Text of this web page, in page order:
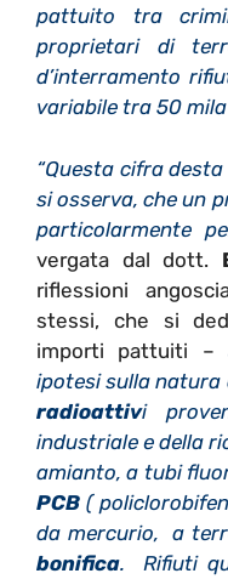
pattuito tra
proprietari di
d’interramento
variabile tra 50 mila
“Questa cifra
si osserva, che un
particolarmente
vergata dal dott.
riflessioni
stessi, che si
importi pattuiti –
ipotesi sulla natura
radioattivi
industriale e della
amianto, a tubi
PCB (
da mercurio, a
bonifica. Rifiuti